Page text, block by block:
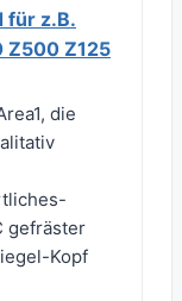
für z.B.
Z500 Z125
die
gefräster
Kopf